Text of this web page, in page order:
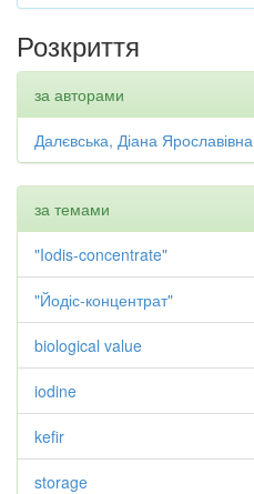
Розкриття
за авторами
Далєвська, Діана Ярославівна
за темами
"Iodis-concentrate"
"Йодіс-концентрат"
biological value
iodine
kefir
storage